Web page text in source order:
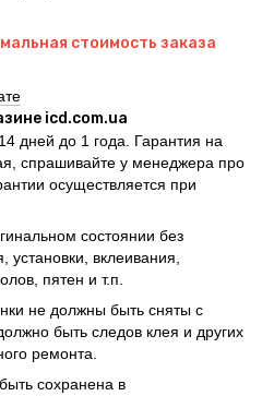
стоимость заказа
icd.com.ua
дней до 1 года. Гарантия на
спрашивайте у менеджера про
осуществляется при
состоянии без
установки, вклеивания,
пятен и т.п.
не должны быть сняты с
быть следов клея и других
ремонта.
сохранена в